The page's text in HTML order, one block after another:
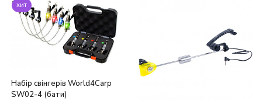
хит
Набір свінгерів World4Carp
SW02-4 (бати)